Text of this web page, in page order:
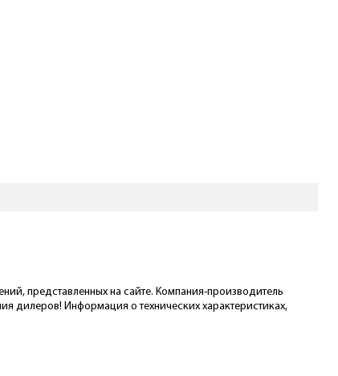
представленных на сайте. Компания-производитель
дилеров! Информация о технических характеристиках,